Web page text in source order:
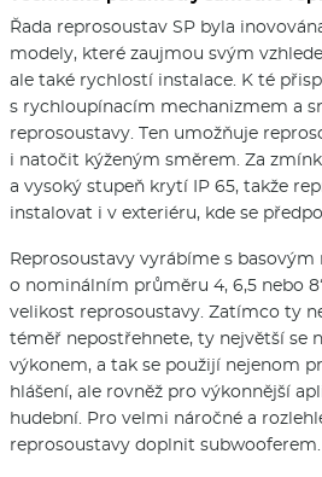
Řada reprosoustav SP byla
modely, které zaujmou svým
ale také rychlostí instalace. K té
s rychloupínacím mechanizmem a
reprosoustavy. Ten umožňuje
i natočit kýženým směrem. Za
a vysoký stupeň krytí IP 65, takže
instalovat i v exteriéru, kde se
Reprosoustavy vyrábíme s
o nominálním průměru 4, 6,5 nebo
velikost reprosoustavy. Zatímco ty
téměř nepostřehnete, ty největší se
výkonem, a tak se použijí nejenom
hlášení, ale rovněž pro výkonnější
hudební. Pro velmi náročné a
reprosoustavy doplnit subwooferem.